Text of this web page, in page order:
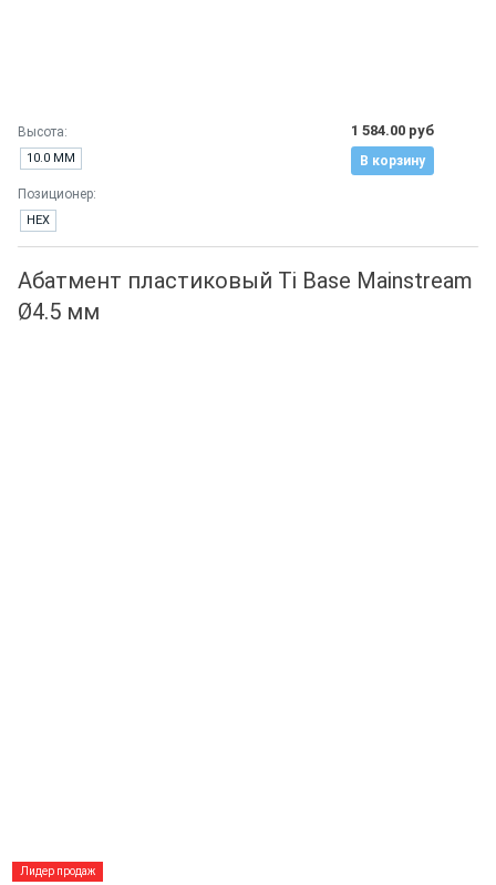
Высота:
10.0 ММ
Позиционер:
HEX
1 584.00 руб
В корзину
Абатмент пластиковый Ti Base Mainstream
Ø4.5 мм
Лидер продаж